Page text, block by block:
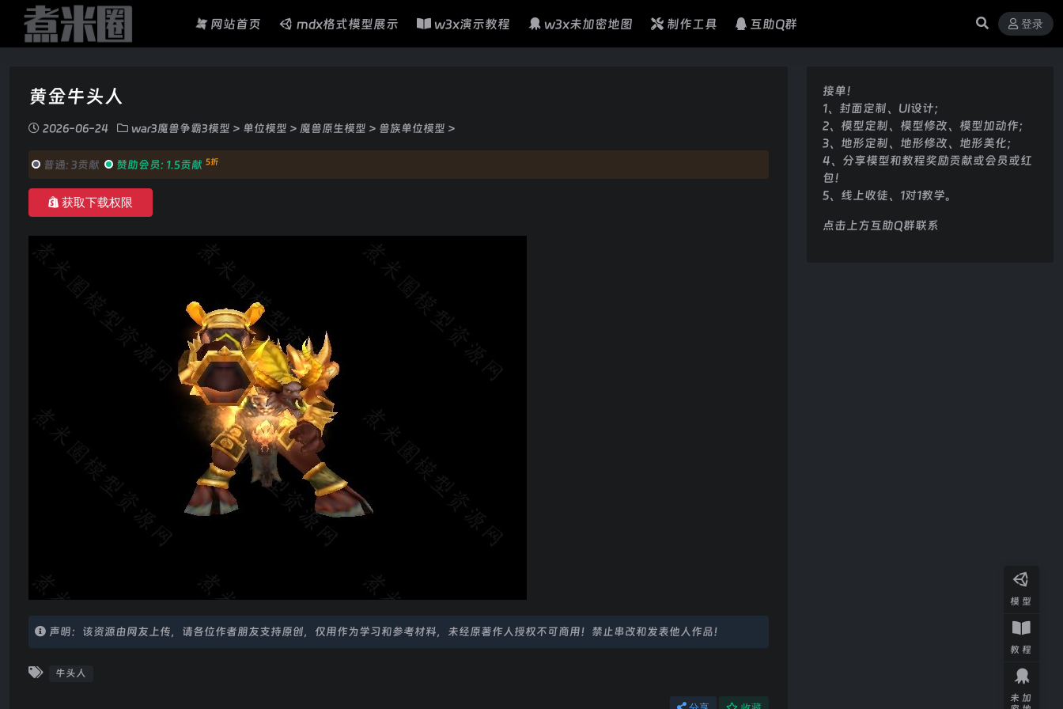
网站首页 mdx格式模型展示 w3x演示教程 w3x未加密地图 制作工具 互助Q群 登录
黄金牛头人
2026-06-24 war3魔兽争霸3模型 > 单位模型 > 魔兽原生模型 > 兽族单位模型 >
普通: 3贡献 赞助会员: 1.5贡献 5折
获取下载权限
声明：该资源由网友上传，请各位作者朋友支持原创，仅用作为学习和参考材料，未经原著作人授权不可商用！禁止串改和发表他人作品！
牛头人
接单！
1、封面定制、UI设计；
2、模型定制、模型修改、模型加动作；
3、地形定制、地形修改、地形美化；
4、分享模型和教程奖励贡献或会员或红
包！
5、线上收徒、1对1教学。
点击上方互助Q群联系
模型
教程
未加